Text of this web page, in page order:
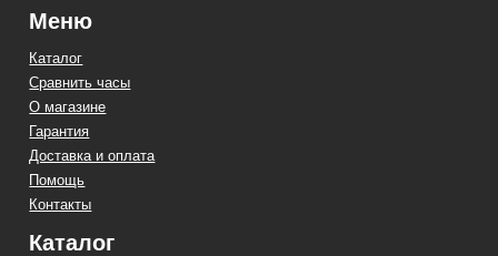
Меню
Каталог
Сравнить часы
О магазине
Гарантия
Доставка и оплата
Помощь
Контакты
Каталог